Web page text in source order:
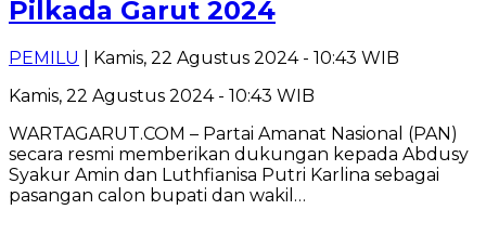
Pilkada Garut 2024
PEMILU
| Kamis, 22 Agustus 2024 - 10:43 WIB
Kamis, 22 Agustus 2024 - 10:43 WIB
WARTAGARUT.COM – Partai Amanat Nasional (PAN)
secara resmi memberikan dukungan kepada Abdusy
Syakur Amin dan Luthfianisa Putri Karlina sebagai
pasangan calon bupati dan wakil…